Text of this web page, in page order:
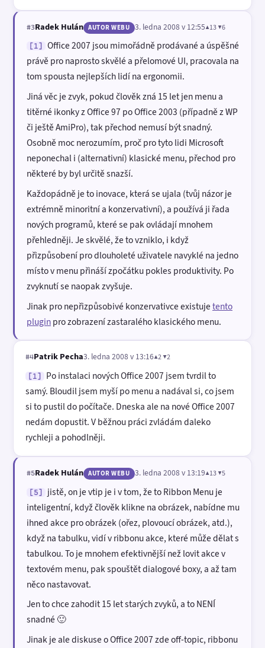
#3Radek Hulán AUTOR WEBU 3. ledna 2008 v 12:55▲13 ▼6
[1]
Office 2007 jsou mimořádně prodávané a úspěšné
právě pro naprosto skvělé a přelomové UI, pracovala na
tom spousta nejlepších lidí na ergonomii.
Jiná věc je zvyk, pokud člověk zná 15 let jen menu a
titěrné ikonky z Office 97 po Office 2003 (případně z WP
či ještě AmiPro), tak přechod nemusí být snadný.
Osobně moc nerozumím, proč pro tyto lidi Microsoft
neponechal i (alternativní) klasické menu, přechod pro
některé by byl určitě snazší.
Každopádně je to inovace, která se ujala (tvůj názor je
extrémně minoritní a konzervativní), a používá ji řada
nových programů, které se pak ovládají mnohem
přehledněji. Je skvělé, že to vzniklo, i když
přizpůsobení pro dlouholeté uživatele navyklé na jedno
místo v menu přináší zpočátku pokles produktivity. Po
zvyknutí se naopak zvyšuje.
Jinak pro nepřizpůsobivé konzervativce existujetento
pluginpro zobrazení zastaralého klasického menu.
#4Patrik Pecha3. ledna 2008 v 13:16▲2 ▼2
[1]
Po instalaci nových Office 2007 jsem tvrdil to
samý. Bloudil jsem myší po menu a nadával si, co jsem
si to pustil do počítače. Dneska ale na nové Office 2007
nedám dopustit. V běžnou práci zvládám daleko
rychleji a pohodlněji.
#5Radek Hulán AUTOR WEBU 3. ledna 2008 v 13:19▲13 ▼5
[5]
jistě, on je vtip je i v tom, že to Ribbon Menu je
inteligentní, když člověk klikne na obrázek, nabídne mu
ihned akce pro obrázek (ořez, plovoucí obrázek, atd.),
když na tabulku, vidí v ribbonu akce, které může dělat s
tabulkou. To je mnohem efektivnější než lovit akce v
textovém menu, pak spouštět dialogové boxy, a až tam
něco nastavovat.
Jen to chce zahodit 15 let starých zvyků, a to NENÍ
snadné 🙂
Jinak je ale diskuse o Office 2007 zde off-topic, ribbonu